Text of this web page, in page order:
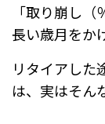
「取り崩し（
長い歳月をか
リタイアした
は、実はそん